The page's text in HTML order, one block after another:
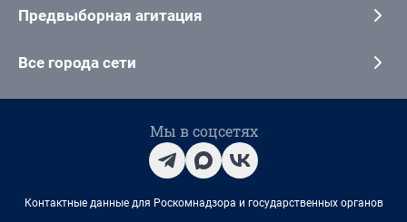
Предвыборная агитация
Все города сети
Мы в соцсетях
Контактные данные для Роскомнадзора и государственных органов